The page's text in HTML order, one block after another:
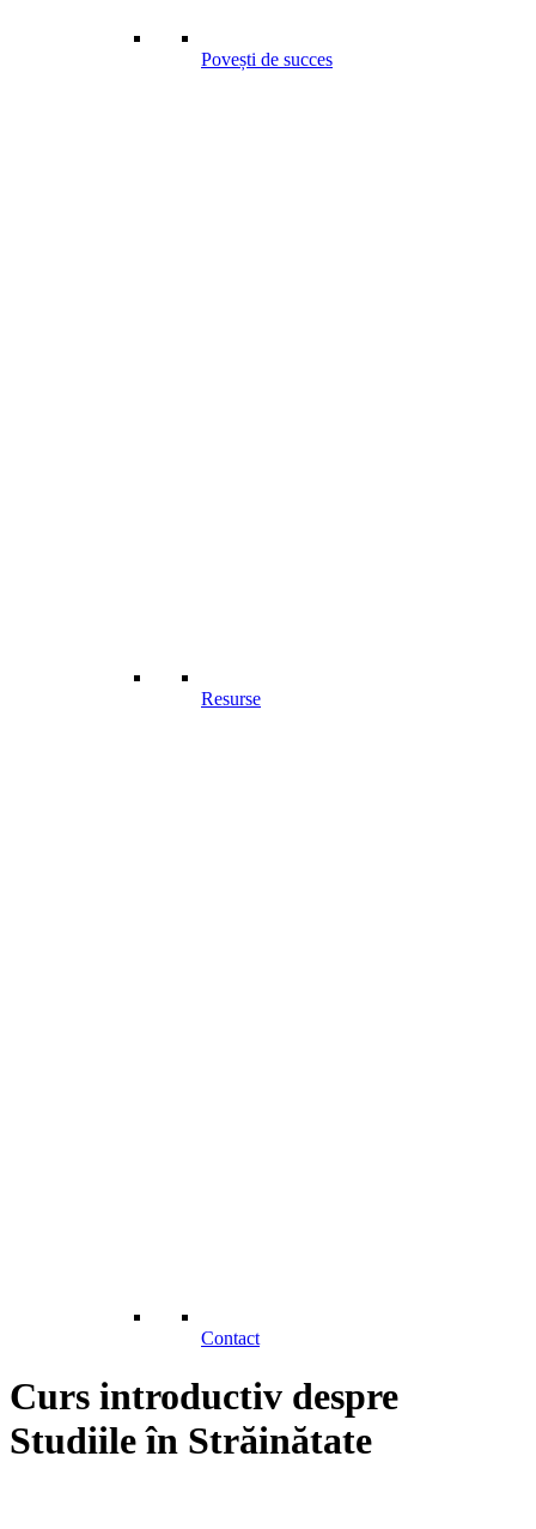
Povești de succes
Resurse
Contact
Curs introductiv despre
Studiile în Străinătate